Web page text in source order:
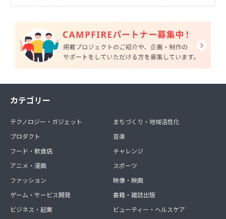
カテゴリー
テクノロジー・ガジェット
プロダクト
フード・飲食店
アニメ・漫画
ファッション
ゲーム・サービス開発
ビジネス・起業
まちづくり・地域活性化
音楽
チャレンジ
スポーツ
映像・映画
書籍・雑誌出版
ビューティー・ヘルスケア